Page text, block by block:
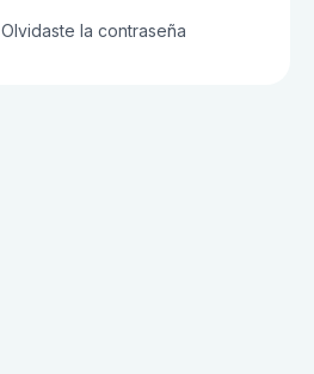
Olvidaste la contraseña